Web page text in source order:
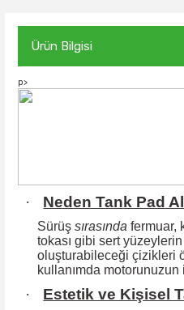
Ürün Bilgisi
p>
· Neden Tank Pad
Sürüş sırasında fermuar,
tokası gibi sert yüzeylerin
oluşturabileceği çizikleri
kullanımda
· Estetik ve Kişisel